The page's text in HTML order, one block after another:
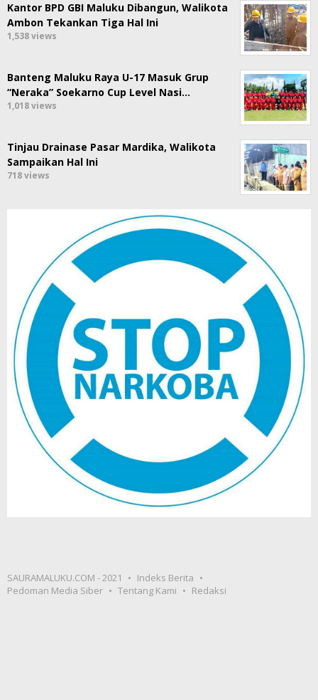
Kantor BPD GBI Maluku Dibangun, Walikota
Ambon Tekankan Tiga Hal Ini
1,538 views
Banteng Maluku Raya U-17 Masuk Grup
“Neraka” Soekarno Cup Level Nasi…
1,018 views
Tinjau Drainase Pasar Mardika, Walikota
Sampaikan Hal Ini
718 views
SAURAMALUKU.COM - 2021
Indeks Berita
Pedoman Media Siber
Tentang Kami Redaksi